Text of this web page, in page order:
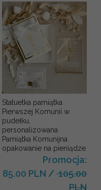
Statuetka pamiątka
Pierwszej Komunii w
pudełku,
personalizowana
Pamiątka Komunijna
opakowanie na pieniądze
Promocja:
85.00 PLN / 105.00
PLN